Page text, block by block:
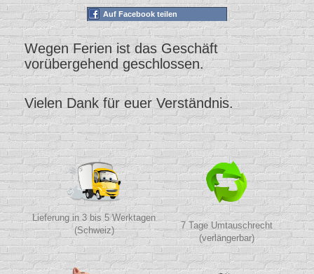
Auf Facebook teilen
Wegen Ferien ist das Geschäft
vorübergehend geschlossen.
Vielen Dank für euer Verständnis.
Lieferung in 3 bis 5 Werktagen
(Schweiz)
7 Tage Umtauschrecht
(verlängerbar)